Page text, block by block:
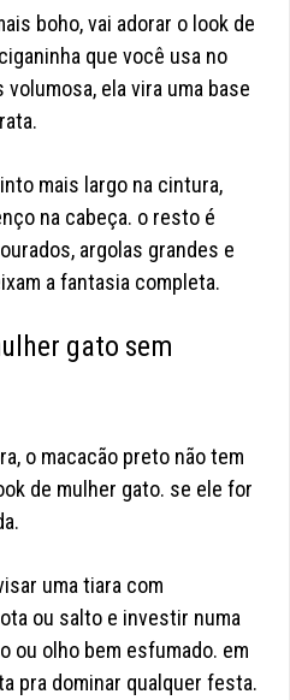
boho, vai adorar o look de
que você usa no
ela vira uma base
mais largo na cintura,
na cabeça. o resto é
argolas grandes e
a fantasia completa.
gato sem
o macacão preto não tem
de mulher gato. se ele for
uma tiara com
ou salto e investir numa
ou olho bem esfumado. em
pra dominar qualquer festa.